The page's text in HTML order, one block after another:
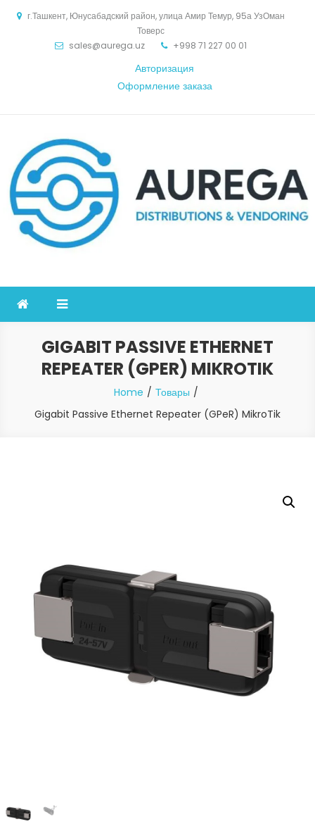
г.Ташкент, Юнусабадский район, улица Амир Темур, 95а УзОман
Товерс
sales@aurega.uz
+998 71 227 00 01
Авторизация
Оформление заказа
GIGABIT PASSIVE ETHERNET
REPEATER (GPER) MIKROTIK
Home
Товары
Gigabit Passive Ethernet Repeater (GPeR) MikroTik